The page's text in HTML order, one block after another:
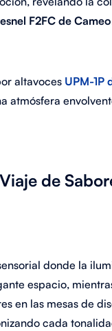
F2FC de Cameo
altavoces UPM-1P
atmósfera
de
donde la
espacio,
en las mesas de
cada